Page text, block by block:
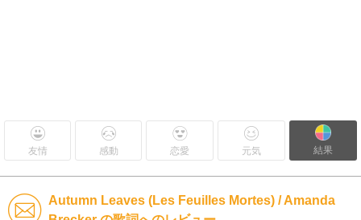
友情 感動 恋愛 元気 結果
Autumn Leaves (Les Feuilles Mortes) / Amanda